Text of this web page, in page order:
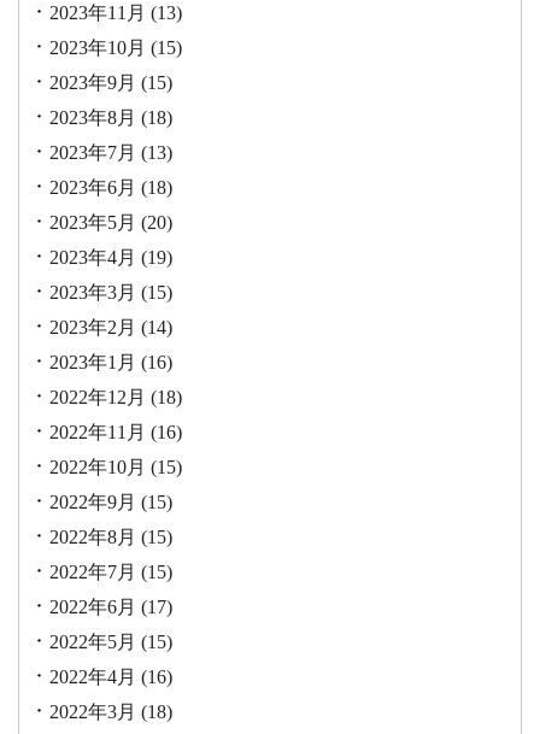
2023年11月 (13)
2023年10月 (15)
2023年9月 (15)
2023年8月 (18)
2023年7月 (13)
2023年6月 (18)
2023年5月 (20)
2023年4月 (19)
2023年3月 (15)
2023年2月 (14)
2023年1月 (16)
2022年12月 (18)
2022年11月 (16)
2022年10月 (15)
2022年9月 (15)
2022年8月 (15)
2022年7月 (15)
2022年6月 (17)
2022年5月 (15)
2022年4月 (16)
2022年3月 (18)